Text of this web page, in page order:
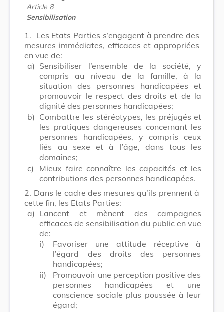
Article 8
Sensibilisation
1. Les Etats Parties s’engagent à prendre des
mesures immédiates, efficaces et appropriées
en vue de:
a) Sensibiliser l’ensemble de la société, y
compris au niveau de la famille, à la
situation des personnes handicapées et
promouvoir le respect des droits et de la
dignité des personnes handicapées;
b) Combattre les stéréotypes, les préjugés et
les pratiques dangereuses concernant les
personnes handicapées, y compris ceux
liés au sexe et à l’âge, dans tous les
domaines;
c)
Mieux faire connaître les capacités et les
contributions des personnes handicapées.
2. Dans le cadre des mesures qu’ils prennent à
cette fin, les Etats Parties:
a) Lancent et mènent des campagnes
efficaces de sensibilisation du public en vue
de:
i)
Favoriser une attitude réceptive à
l’égard des droits des personnes
handicapées;
ii)
Promouvoir une perception positive des
personnes handicapées et une
conscience sociale plus poussée à leur
égard;